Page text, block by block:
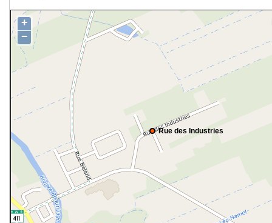
Rue des Industries
+
−